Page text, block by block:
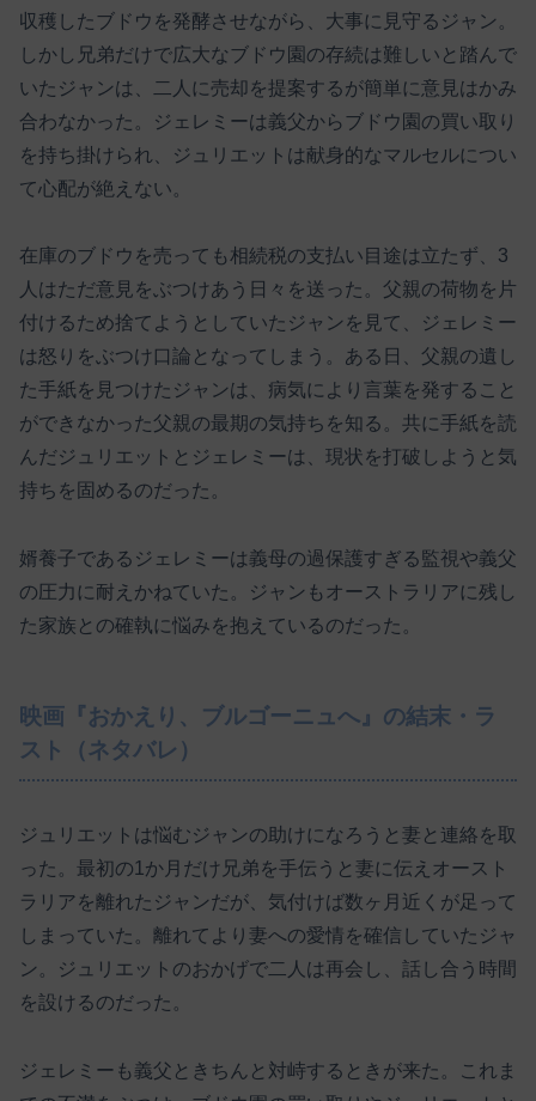
収穫したブドウを発酵させながら、大事に見守るジャン。
しかし兄弟だけで広大なブドウ園の存続は難しいと踏んで
いたジャンは、二人に売却を提案するが簡単に意見はかみ
合わなかった。ジェレミーは義父からブドウ園の買い取り
を持ち掛けられ、ジュリエットは献身的なマルセルについ
て心配が絶えない。
在庫のブドウを売っても相続税の支払い目途は立たず、3
人はただ意見をぶつけあう日々を送った。父親の荷物を片
付けるため捨てようとしていたジャンを見て、ジェレミー
は怒りをぶつけ口論となってしまう。ある日、父親の遺し
た手紙を見つけたジャンは、病気により言葉を発すること
ができなかった父親の最期の気持ちを知る。共に手紙を読
んだジュリエットとジェレミーは、現状を打破しようと気
持ちを固めるのだった。
婿養子であるジェレミーは義母の過保護すぎる監視や義父
の圧力に耐えかねていた。ジャンもオーストラリアに残し
た家族との確執に悩みを抱えているのだった。
映画『おかえり、ブルゴーニュへ』の結末・ラ
スト（ネタバレ）
ジュリエットは悩むジャンの助けになろうと妻と連絡を取
った。最初の1か月だけ兄弟を手伝うと妻に伝えオースト
ラリアを離れたジャンだが、気付けば数ヶ月近くが足って
しまっていた。離れてより妻への愛情を確信していたジャ
ン。ジュリエットのおかげで二人は再会し、話し合う時間
を設けるのだった。
ジェレミーも義父ときちんと対峙するときが来た。これま